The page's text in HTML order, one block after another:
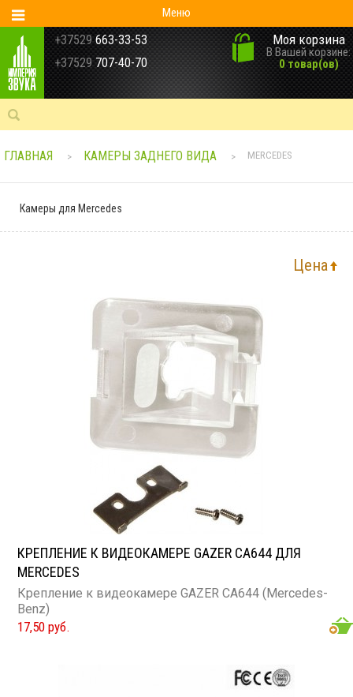
Меню
+37529 663-33-53
+37529 707-40-70
Моя корзина
В Вашей корзине:
0 товар(ов)
ГЛАВНАЯ > КАМЕРЫ ЗАДНЕГО ВИДА > MERCEDES
Камеры для Mercedes
Цена
КРЕПЛЕНИЕ К ВИДЕОКАМЕРЕ GAZER CA644 ДЛЯ
MERCEDES
Крепление к видеокамере GAZER CA644 (Mercedes-
Benz)
17,50 руб.